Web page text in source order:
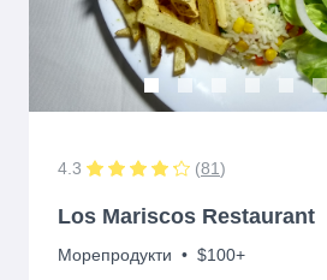
4.3 (81)
Los Mariscos Restaurant
Морепродукти • $100+